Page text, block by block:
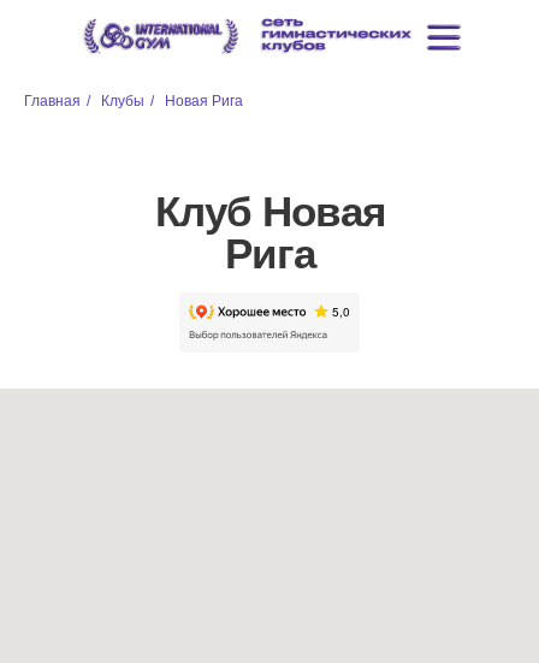
Главная / Клубы / Новая Рига
Клуб Новая
Рига